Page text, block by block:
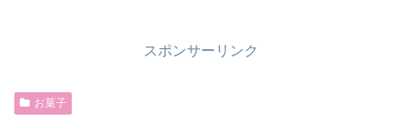
スポンサーリンク
お菓子